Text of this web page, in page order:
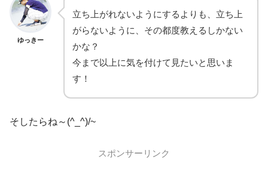
ゆっきー
立ち上がれないようにするよりも、立ち上
がらないように、その都度教えるしかない
かな？
今まで以上に気を付けて見たいと思いま
す！
そしたらね～(^_^)/~
スポンサーリンク